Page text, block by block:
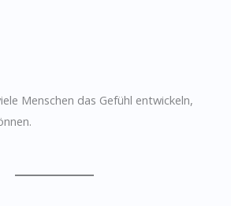
Menschen das Gefühl entwickeln,